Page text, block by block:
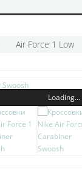
Air Force 1 Low
Loading...